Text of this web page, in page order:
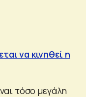
να κινηθεί η
τόσο μεγάλη